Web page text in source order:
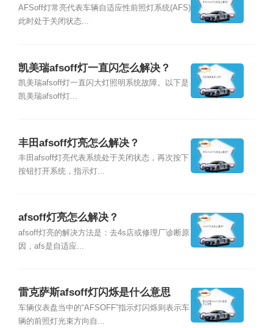
AFSoff灯常亮代表车辆自适应性前照灯系统(AFS)
此时处于关闭状态...
凯美瑞afsoff灯一直闪怎么解决？
凯美瑞afsoff灯一直闪大灯照明系统故障。以下是
凯美瑞afsoff灯...
丰田afsoff灯亮怎么解决？
丰田afsoff灯亮代表系统处于关闭状态，再次按下
按钮打开系统，指示灯...
afsoff灯亮怎么解决？
afsoff灯亮的解决方法是：去4s店或修理厂诊断原
因，afs是自适应...
雷克萨斯afsoff灯闪烁是什么意思
车辆仪表盘当中的“AFSOFF”指示灯闪烁则表示车
辆的前照灯光束方向自...